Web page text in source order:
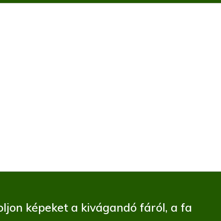
képeket a kivágandó fáról, a fa